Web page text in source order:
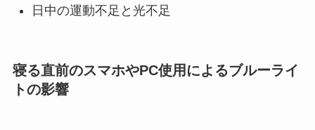
日中の運動不足と光不足
寝る直前のスマホやPC使用によるブルーライ
トの影響